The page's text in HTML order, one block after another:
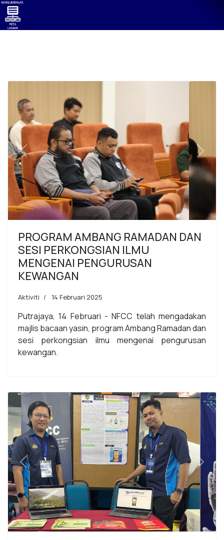
Previous Next
PROGRAM AMBANG RAMADAN DAN
SESI PERKONGSIAN ILMU
MENGENAI PENGURUSAN
KEWANGAN
Aktiviti 14 Februari 2025
Putrajaya, 14 Februari - NFCC telah mengadakan
majlis bacaan yasin, program Ambang Ramadan dan
sesi perkongsian ilmu mengenai pengurusan
kewangan.
Previous Next